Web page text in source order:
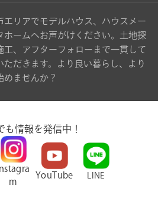
エリアでモデルハウス、ハウスメー
ホームへお声がけください。土地探
工、アフターフォローまで一貫して
だきます。より良い暮らし、より
めませんか？
も情報を発信中！
Instagra
m
YouTube LINE